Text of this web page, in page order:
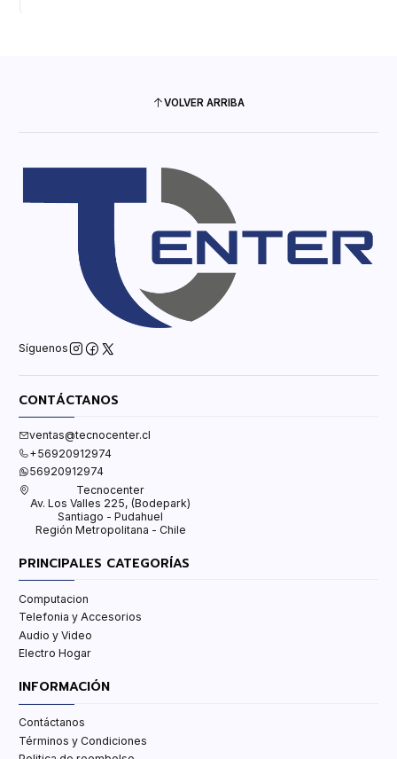
VOLVER ARRIBA
Síguenos
CONTÁCTANOS
ventas@tecnocenter.cl
+56920912974
56920912974
Tecnocenter
Av. Los Valles 225, (Bodepark)
Santiago - Pudahuel
Región Metropolitana - Chile
PRINCIPALES CATEGORÍAS
Computacion
Telefonia y Accesorios
Audio y Video
Electro Hogar
INFORMACIÓN
Contáctanos
Términos y Condiciones